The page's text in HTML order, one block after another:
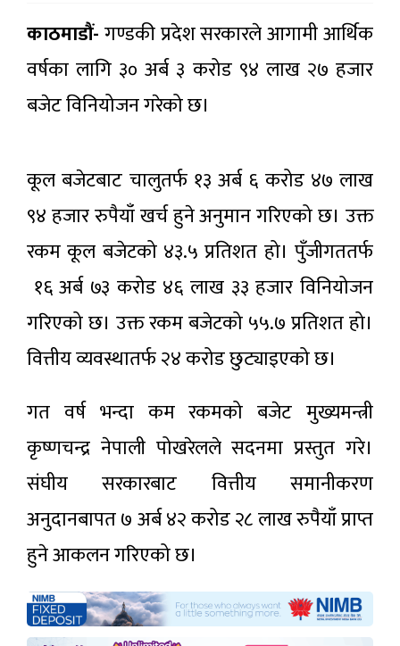
काठमाडौं-गण्डकी प्रदेश सरकारले आगामी आर्थिक
वर्षका लागि ३० अर्ब ३ करोड ९४ लाख २७ हजार
बजेट विनियोजन गरेको छ।
कूल बजेटबाट चालुतर्फ १३ अर्ब ६ करोड ४७ लाख
९४ हजार रुपैयाँ खर्च हुने अनुमान गरिएको छ। उक्त
रकम कूल बजेटको ४३.५ प्रतिशत हो। पुँजीगततर्फ
१६ अर्ब ७३ करोड ४६ लाख ३३ हजार विनियोजन
गरिएको छ। उक्त रकम बजेटको ५५.७ प्रतिशत हो।
वित्तीय व्यवस्थातर्फ २४ करोड छुट्याइएको छ।
गत वर्ष भन्दा कम रकमको बजेट मुख्यमन्त्री
कृष्णचन्द्र नेपाली पोखरेलले सदनमा प्रस्तुत गरे।
संघीय सरकारबाट वित्तीय समानीकरण
अनुदानबापत ७ अर्ब ४२ करोड २८ लाख रुपैयाँ प्राप्त
हुने आकलन गरिएको छ।